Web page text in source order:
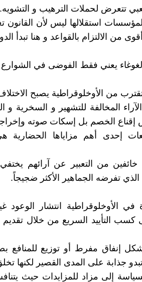
تتعرض لحملات الترهيب و التشويه.
استقلالها ليس لأن
من الالتزام بالقواعد و هنا تبدأ
يعني فقط الفوضى في
من الأوخلوقراطية يصبح
المخالفة للتشهير و السخرية و
إقناع الخصم بل إسكات صوته
إحدى أهم مزاياها الحضارية
من التعبير عن آرائهم
تفرضه الجماهير الأكثر ضجيجاً.
الأوخلوقراطية انتشار الوعود
التأييد السريع من خلال تقديم
إنفاق مفرط أو توزيع للمنافع
جذابة على المدى القصير لكنها
إلى مزاد للمزايدات حيث